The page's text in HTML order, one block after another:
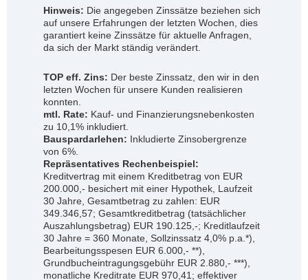
Hinweis: Die angegeben Zinssätze beziehen sich
auf unsere Erfahrungen der letzten Wochen, dies
garantiert keine Zinssätze für aktuelle Anfragen,
da sich der Markt ständig verändert.
TOP eff. Zins: Der beste Zinssatz, den wir in den
letzten Wochen für unsere Kunden realisieren
konnten.
mtl. Rate: Kauf- und Finanzierungsnebenkosten
zu 10,1% inkludiert.
Bauspardarlehen: Inkludierte Zinsobergrenze
von 6%.
Repräsentatives Rechenbeispiel:
Kreditvertrag mit einem Kreditbetrag von EUR
200.000,- besichert mit einer Hypothek, Laufzeit
30 Jahre, Gesamtbetrag zu zahlen: EUR
349.346,57; Gesamtkreditbetrag (tatsächlicher
Auszahlungsbetrag) EUR 190.125,-; Kreditlaufzeit
30 Jahre = 360 Monate, Sollzinssatz 4,0% p.a.*),
Bearbeitungsspesen EUR 6.000,- **),
Grundbucheintragungsgebühr EUR 2.880,- ***),
monatliche Kreditrate EUR 970,41; effektiver